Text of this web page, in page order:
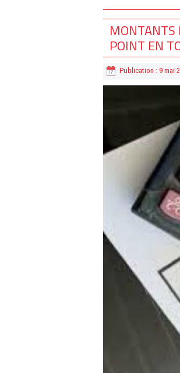
MONTANTS
POINT EN
Publication : 9 mai